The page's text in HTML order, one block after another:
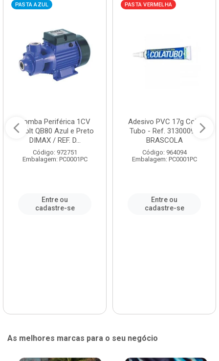
PASTA AZUL
Bomba Periférica 1CV
Bivolt QB80 Azul e Preto
DIMAX / REF. D...
Código: 972751
Embalagem: PC0001PC
Entre ou
cadastre-se
PASTA VERMELHA
Adesivo PVC 17g Cola
Tubo - Ref. 3130009 -
BRASCOLA
Código: 964094
Embalagem: PC0001PC
Entre ou
cadastre-se
As melhores marcas para o seu negócio